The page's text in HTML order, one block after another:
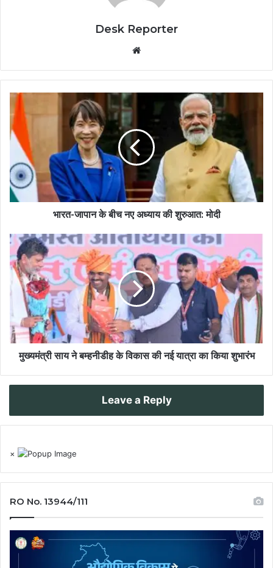
Desk Reporter
भारत-जापान के बीच नए अध्याय की शुरुआत: मोदी
मुख्यमंत्री साय ने बम्हनीडीह के विकास की नई यात्रा का किया शुभारंभ
Leave a Reply
×
RO No. 13944/111